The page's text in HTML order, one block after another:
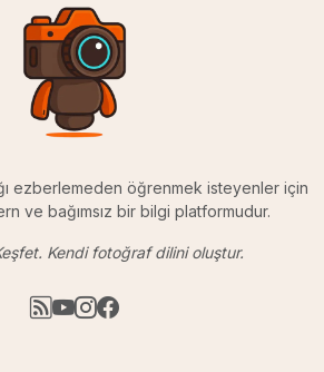
ezberlemeden öğrenmek isteyenler için
ve bağımsız bir bilgi platformudur.
Kendi fotoğraf dilini oluştur.